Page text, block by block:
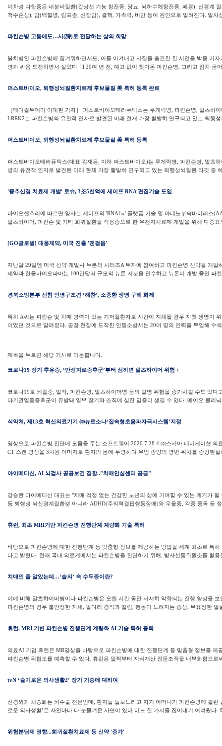
이차성 다한증은 내분비질환(갑상선 기능 항진증, 당뇨, 뇌하수체항진증, 폐경), 신경계
척수손상), 암(백혈병, 림프종, 신장암), 결핵, 가족력, 비만 등이 원인으로 알려진다. 일
파킨슨병 고통에도…시(詩)로 전달하는 삶의 희망
불치병인 파킨슨병에 힘겨워하면서도, 이를 이겨내고 시집을 출간한 한 시인을 박웅 기
병과 싸움 도전하면서 살았다. "] 20여 년 전, 예고 없이 찾아온 파킨슨병, 그리고 점차 굳
퍼스트바이오, 퇴행성뇌질환치료제 후보물질 美 특허 등록 완료
［메디컬투데이 이대현 기자］ 퍼스트바이오테라퓨틱스는 루게릭병, 파킨슨병, 알츠하
LRRK2는 파킨슨병의 유전적 인자로 발견된 이래 현재 가장 활발히 연구되고 있는 퇴행
퍼스트바이오, 퇴행성뇌질환치료제 후보물질 美 특허 등록
퍼스트바이오테라퓨틱스(대표 김재은, 이하 퍼스트바이오)는 루게릭병, 파킨슨병, 알츠
병의 유전적 인자로 발견된 이래 현재 가장 활발히 연구되고 있는 퇴행성뇌질환 타깃 중
'중추신경 치료제 개발' 로슈, 3조5천억에 세이프 RNA 편집기술 도입
바이오센추리에 따르면 양사는 세이프의 'RNAfix' 플랫폼 기술 및 아데노부속바이러스
알츠하이머, 파킨슨 및 기타 희귀질환을 적응증으로 한 유전자치료제 개발을 위해 다중표
[GO글로벌] 대웅제약, 미국 진출 '잰걸음'
지난달 29일엔 미국 신약 개발사 뉴론의 시리즈A 투자에 참여하고 파킨슨병 신약을 개발
제약과 한올바이오파마는 100만달러 규모의 뉴론 지분을 인수하고 뉴론이 개발 중인 파
경북소방본부 신참 인명구조견 ‘해찬’, 소중한 생명 구해 화제
특히 A씨는 파킨슨 및 치매 병력이 있는 기저질환자로 시간이 지체될 경우 자칫 생명이
이었던 것으로 알려졌다. 곧장 현장에 도착한 안동소방서는 20여 명의 인력을 투입해 수
제목을 누르면 해당 기사로 이동합니다.
코로나19 장기 후유증, ‘만성피로증후군’부터 심하면 알츠하이머 위험 ↑
코로나19로 뇌졸중, 발작, 파킨슨병, 알츠하이머병 등의 발병 위험을 증가시킬 수도 있다
다기관염증증후군이 유발돼 일부 장기와 조직에 심한 염증이 생길 수 있다. 메이요 클리
식약처, 제13호 혁신의료기기 ㈜뉴로소나‘집속형초음파자극시스템’지정
영상으로 파킨슨병 진단에 도움을 주는 소프트웨어 2020.7.28 4 ㈜스키아 네비게이션 의
CT 스캔 영상을 3차원 이미지로 환자의 몸에 투영하여 유방 종양의 병변 위치를 증강현
아이메디신, AI 뇌검사 공공보건 결합.."치매안심센터 공급"
강승완 아이메디신 대표는 "치매 걱정 없는 건강한 노년의 삶에 기여할 수 있는 계기가 될
등 퇴행성 뇌신경계질환뿐 아니라 ADHD(주의력결핍행동장애)와 우울증, 각종 중독 등
휴런, 최초 MRI기반 파킨슨병 진행단계 계량화 기술 특허
바탕으로 파킨슨병에 대한 진행단계 등 맞춤형 정보를 제공하는 방법을 세계 최초로 특
다고 밝혔다. 현재 국내 의료계에서는 파킨슨병을 진단하기 위해, 방사선동위원소를 활용
치매인 줄 알았는데…‘슬의’ 속 수두증이란?
이에 비해 알츠하이머병이나 파킨슨병은 오랜 시간 동안 서서히 악화되는 진행 양상을
파킨슨병의 경우 불안정한 자세, 팔다리 경직과 떨림, 행동이 느려지는 증상, 무표정한 얼
휴런, MRI 기반 파킨슨병 진행단계 계량화 AI 기술 특허 등록
의료AI 기업 휴런은 MR영상을 바탕으로 파킨슨병에 대한 진행단계 등 맞춤형 정보를 제
파킨슨병 위험도를 예측할 수 있다. 휴런은 일찍부터 지식재산 전문조직을 내부화함으로
tvN ‘슬기로운 의사생활2’ 장기 기증에 대하여
신경외과 채송화는 뇌수술 전문인데, 환자들 돌보느라고 자기 어머니가 파킨슨병에 걸린
로운 의사생활’은 사안마다 다 눈물겨운 사연이 있어 어느 한 가지를 집어내기 어려웠다.
위험분담제 영향...희귀질환치료제 등 신약 '증가'